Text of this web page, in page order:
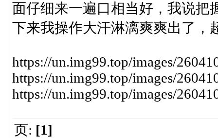
面仔细来一遍口相当好，我说把
下来我操作大汗淋漓爽爽出了，
https://un.img99.top/images/
https://un.img99.top/images/
https://un.img99.top/images/
页: [1]